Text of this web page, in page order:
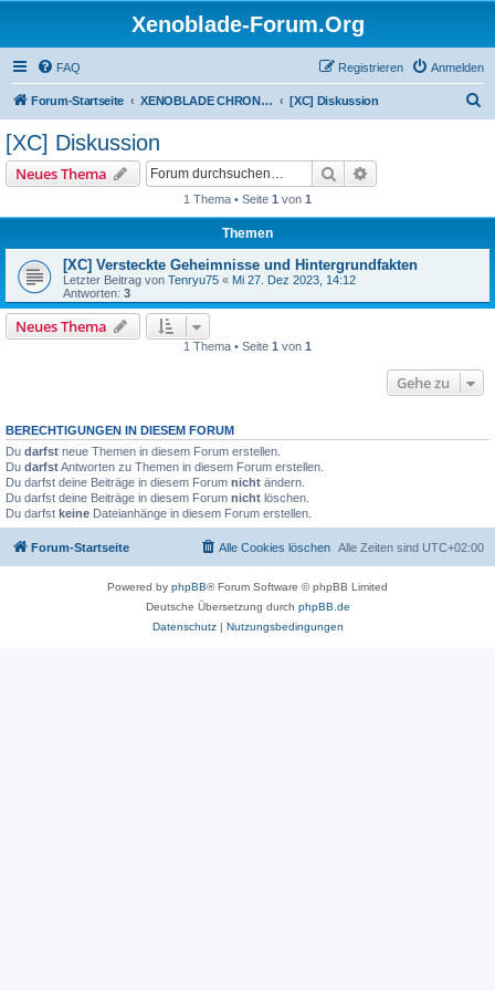
Xenoblade-Forum.Org
FAQ Anmelden
Registrieren
Forum-Startseite XENOBLADE CHRONICLES / DEFINITIVE EDITION / FUTURE CONNECTED [XC] Diskussion
[XC] Diskussion
Neues Thema Suche
1 Thema • Seite 1 von 1
Themen
[XC] Versteckte Geheimnisse und Hintergrundfakten
Letzter Beitrag von Tenryu75 « Mi 27. Dez 2023, 14:12
Antworten: 3
Neues Thema
1 Thema • Seite 1 von 1
Gehe zu
BERECHTIGUNGEN IN DIESEM FORUM
Du darfst neue Themen in diesem Forum erstellen.
Du darfstAntworten zu Themen in diesem Forum erstellen.
Du darfst deine Beiträge in diesem Forum nicht ändern.
Du darfst deine Beiträge in diesem Forum nicht löschen.
Du darfst keine Dateianhänge in diesem Forum erstellen.
Forum-Startseite Alle Zeiten sind UTC+02:00
Alle Cookies löschen
Powered by phpBB® Forum Software © phpBB Limited
Deutsche Übersetzung durch phpBB.de
Datenschutz| Nutzungsbedingungen